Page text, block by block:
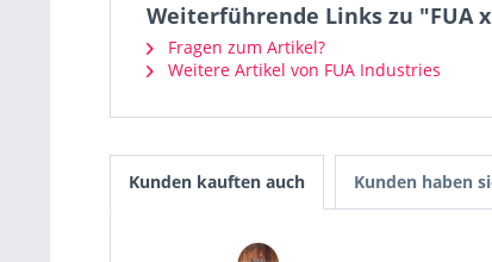
Weiterführende Links zu "FUA
Fragen zum Artikel?
Weitere Artikel von FUA Industries
Kunden kauften auch Kunden haben